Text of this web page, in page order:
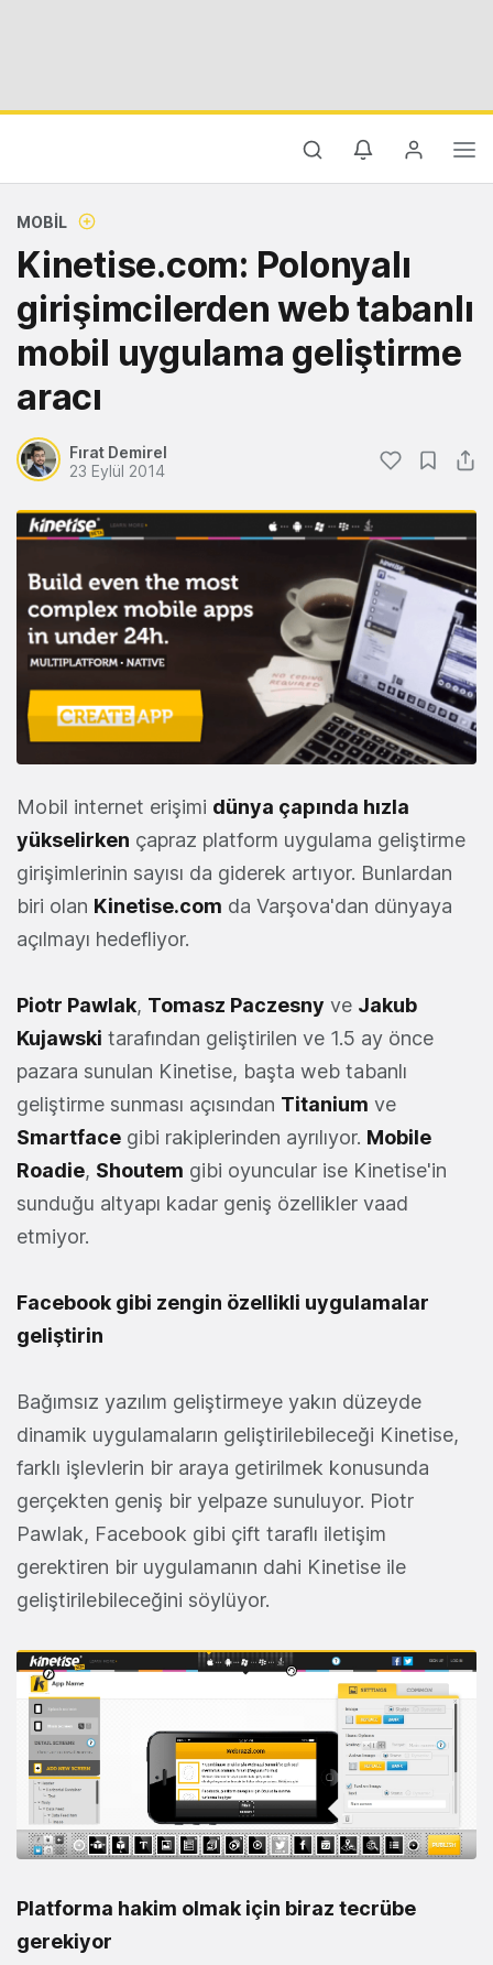
MOBIL
Kinetise.com: Polonyalı
girişimcilerden web tabanlı
mobil uygulama geliştirme
aracı
Fırat Demirel
23 Eylül 2014
Mobil internet erişimi dünya çapında hızla
yükselirken çapraz platform uygulama geliştirme
girişimlerinin sayısı da giderek artıyor. Bunlardan
biri olan Kinetise.com da Varşova'dan dünyaya
açılmayı hedefliyor.
Piotr Pawlak, Tomasz Paczesny ve Jakub
Kujawski tarafından geliştirilen ve 1.5 ay önce
pazara sunulan Kinetise, başta web tabanlı
geliştirme sunması açısından Titanium ve
Smartface gibi rakiplerinden ayrılıyor. Mobile
Roadie, Shoutem gibi oyuncular ise Kinetise'in
sunduğu altyapı kadar geniş özellikler vaad
etmiyor.
Facebook gibi zengin özellikli uygulamalar
geliştirin
Bağımsız yazılım geliştirmeye yakın düzeyde
dinamik uygulamaların geliştirilebileceği Kinetise,
farklı işlevlerin bir araya getirilmek konusunda
gerçekten geniş bir yelpaze sunuluyor. Piotr
Pawlak, Facebook gibi çift taraflı iletişim
gerektiren bir uygulamanın dahi Kinetise ile
geliştirilebileceğini söylüyor.
Platforma hakim olmak için biraz tecrübe
gerekiyor